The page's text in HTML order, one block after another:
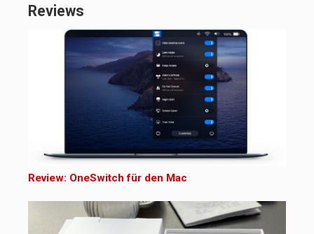
Reviews
Review: OneSwitch für den Mac